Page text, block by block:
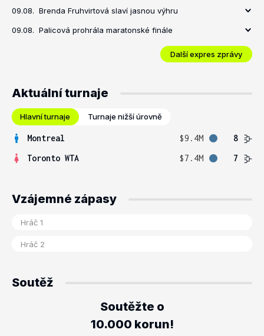
09.08. Brenda Fruhvirtová slaví jasnou výhru
09.08. Palicová prohrála maratonské finále
Další expres zprávy
Aktuální turnaje
Hlavní turnaje Turnaje nižší úrovně
Montreal $9.4M
8
Toronto WTA
$7.4M 7
Vzájemné zápasy
Soutěž
Soutěžte o
10.000 korun!